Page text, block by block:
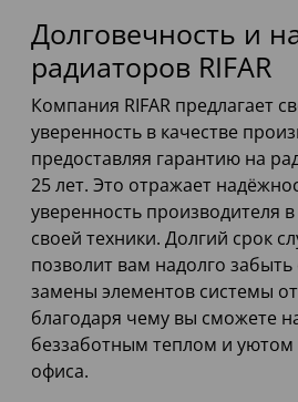
Долговечность и
радиаторов RIFAR
Компания RIFAR предлагает
уверенность в качестве
предоставляя гарантию на
25 лет. Это отражает
уверенность производителя
своей техники. Долгий срок
позволит вам надолго
замены элементов системы
благодаря чему вы сможете
беззаботным теплом и уютом
офиса.